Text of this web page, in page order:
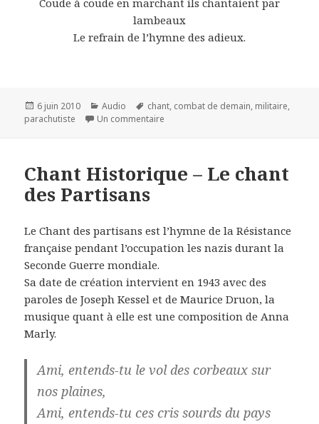
Coude à coude en marchant ils chantaient par
lambeaux
Le refrain de l’hymne des adieux.
Publié
le
6 juin 2010 Catégories
Audio
Mots-
clés
chant, combat de demain, militaire,
parachutiste
Un commentaire
Chant Historique – Le chant
des Partisans
Le Chant des partisans est l’hymne de la Résistance
française pendant l’occupation les nazis durant la
Seconde Guerre mondiale.
Sa date de création intervient en 1943 avec des
paroles de Joseph Kessel et de Maurice Druon, la
musique quant à elle est une composition de Anna
Marly.
Ami, entends-tu le vol des corbeaux sur
nos plaines,
Ami, entends-tu ces cris sourds du pays